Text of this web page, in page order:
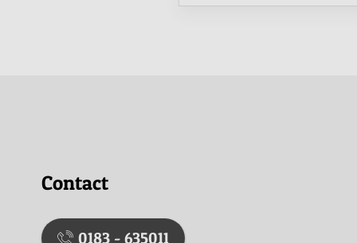
Contact
0183 - 635011